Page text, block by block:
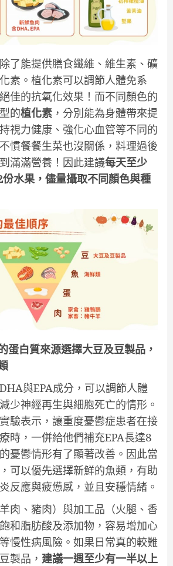
了能提供膳食纖維、維生素、礦
素。植化素可以調節人體免系
佳的抗氧化效果！而不同顏色的
的植化素 ，分別能為身體帶來提
視力健康、強化心血管等不同的
慣餐餐生菜也沒關係，料理過後
滿滿營養！因此建議每天至少
水果，儘量攝取不同顏色與種
蛋白質來源選擇大豆及豆製品，
與EPA成分，可以調節人體
少神經再生與細胞死亡的情形。
驗表示，讓重度憂鬱症患者在接
時，一併給他們補充EPA長達8
憂鬱情形有了顯著改善。因此當
可以優先選擇新鮮的魚類，有助
反應與疲憊感，並且安穩情緒。
肉、豬肉）與加工品（火腿、香
和脂肪酸及添加物，容易增加心
慢性病風險。如果日常真的較難
製品， 建議一週至少有一半以上